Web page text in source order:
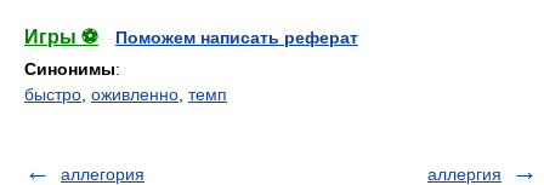
Игры ⚽
Поможем написать реферат
Синонимы:
быстро оживленно темп
аллегория аллергия